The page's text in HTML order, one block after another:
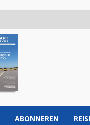
ABONNEREN